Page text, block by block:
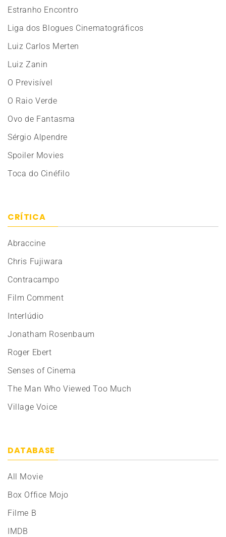
Estranho Encontro
Liga dos Blogues Cinematográficos
Luiz Carlos Merten
Luiz Zanin
O Previsível
O Raio Verde
Ovo de Fantasma
Sérgio Alpendre
Spoiler Movies
Toca do Cinéfilo
CRÍTICA
Abraccine
Chris Fujiwara
Contracampo
Film Comment
Interlúdio
Jonatham Rosenbaum
Roger Ebert
Senses of Cinema
The Man Who Viewed Too Much
Village Voice
DATABASE
All Movie
Box Office Mojo
Filme B
IMDB